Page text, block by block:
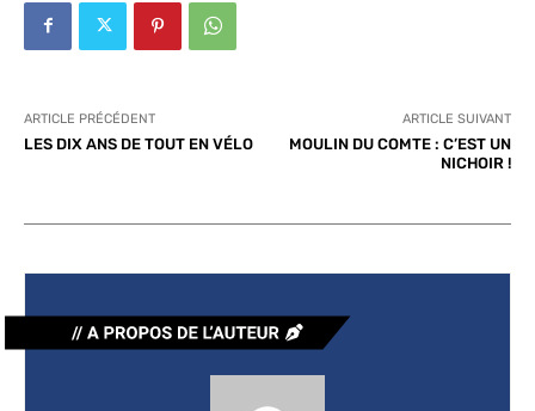
ARTICLE PRÉCÉDENT
LES DIX ANS DE TOUT EN VÉLO
ARTICLE SUIVANT
MOULIN DU COMTE : C’EST UN
NICHOIR !